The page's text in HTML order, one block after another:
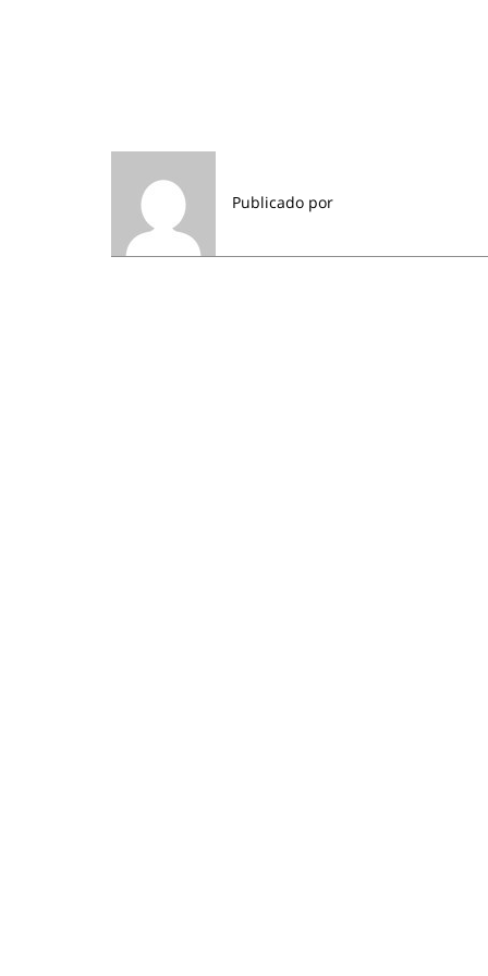
Publicado por